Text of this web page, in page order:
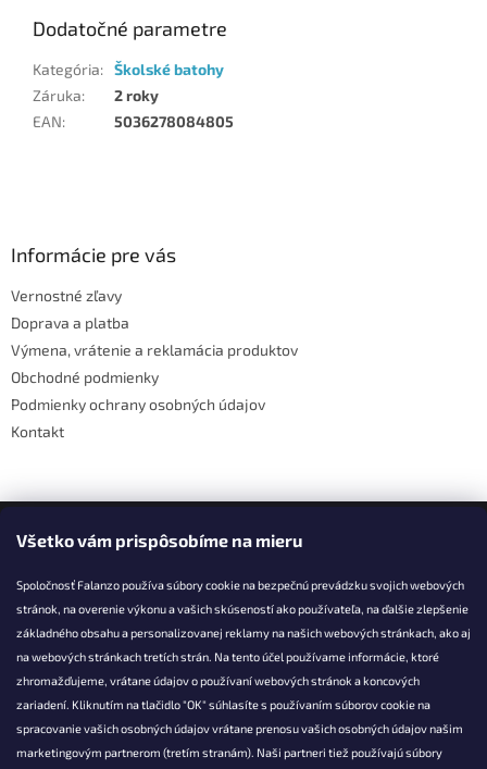
Všetko vám prispôsobíme na mieru
Spoločnosť Falanzo používa súbory cookie na bezpečnú prevádzku svojich webových
stránok, na overenie výkonu a vašich skúseností ako používateľa, na ďalšie zlepšenie
základného obsahu a personalizovanej reklamy na našich webových stránkach, ako aj
na webových stránkach tretích strán. Na tento účel používame informácie, ktoré
zhromažďujeme, vrátane údajov o používaní webových stránok a koncových
zariadení. Kliknutím na tlačidlo "OK" súhlasíte s používaním súborov cookie na
spracovanie vašich osobných údajov vrátane prenosu vašich osobných údajov našim
marketingovým partnerom (tretím stranám). Naši partneri tiež používajú súbory
Dodatočné parametre
Kategória: Školské batohy
Záruka:
2 roky
EAN: 5036278084805
Informácie pre vás
Vernostné zľavy
Doprava a platba
Výmena, vrátenie a reklamácia produktov
Obchodné podmienky
Podmienky ochrany osobných údajov
Kontakt
Facebook
KONTAKT
info@falanzo.sk
Falanzo.sk
FalanzoSK